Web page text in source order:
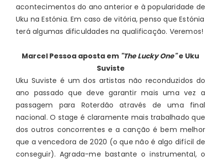
acontecimentos do ano anterior e à popularidade de
Uku na Estónia. Em caso de vitória, penso que Estónia
Marcel Pessoa aposta em "The Lucky One"e Uku
Suviste
Uku Suviste é um dos artistas não reconduzidos do
ano passado que deve garantir mais uma vez a
passagem para Roterdão através de uma final
nacional. O stage é claramente mais trabalhado que
dos outros concorrentes e a canção é bem melhor
que a vencedora de 2020 (o que não é algo difícil de
conseguir). Agrada-me bastante o instrumental, o